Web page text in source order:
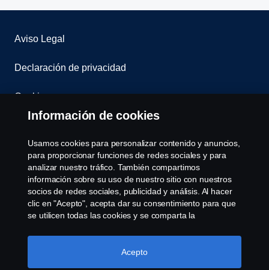
Aviso Legal
Declaración de privacidad
Cookies
Sistema de Denuncias
Configuración de cookies
Información de cookies
Usamos cookies para personalizar contenido y anuncios,
para proporcionar funciones de redes sociales y para
analizar nuestro tráfico. También compartimos
información sobre su uso de nuestro sitio con nuestros
socios de redes sociales, publicidad y análisis. Al hacer
clic en "Acepto", acepta dar su consentimiento para que
se utilicen todas las cookies y se comparta la
haciendo clic en "Configuración de cookies" y
seleccionando las categorías que desea aceptar. Para
Acepto